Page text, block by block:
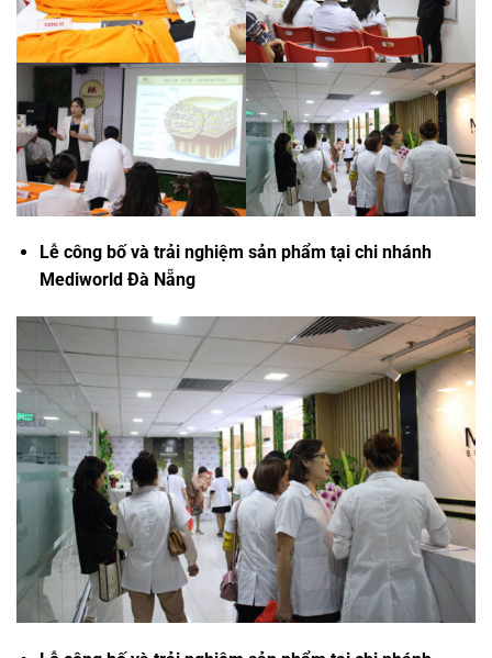
Lễ công bố và trải nghiệm sản phẩm tại chi nhánh
Mediworld Đà Nẵng